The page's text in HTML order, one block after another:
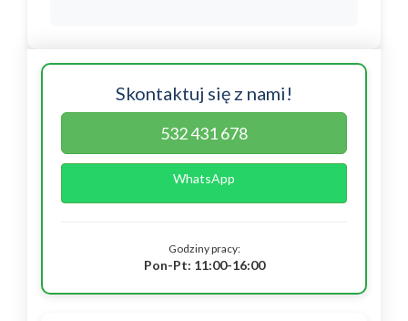
Skontaktuj się z nami!
532 431 678
WhatsApp
Godziny pracy:
Pon-Pt: 11:00-16:00